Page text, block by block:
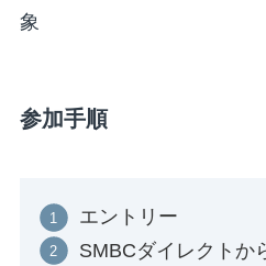
象
参加手順
エントリー
SMBCダイレクトか